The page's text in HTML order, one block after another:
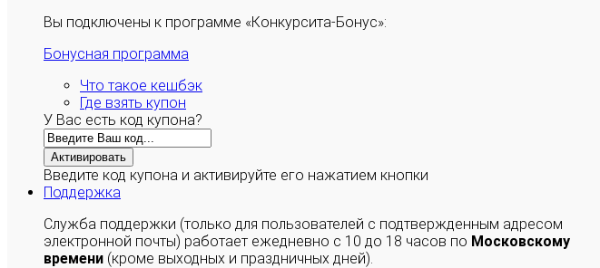
Вы подключены к программе «Конкурсита-Бонус»:
Бонусная программа
Что такое кешбэк
Где взять купон
У Вас есть код купона?
Активировать
Введите код купона и активируйте его нажатием кнопки
Поддержка
Служба поддержки (только для пользователей с подтвержденным адресом
электронной почты) работает ежедневно с 10 до 18 часов по Московскому
времени (кроме выходных и праздничных дней).